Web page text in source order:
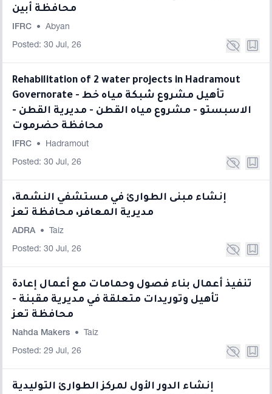
محافظة أبين
IFRC • Abyan
Posted: 30 Jul, 26
Rehabilitation of 2 water projects in Hadramout
Governorate - تأهيل مشروع شبكة مياه خط
الاسبستو - مشروع مياه القطن - مديرية القطن -
محافظة حضرموت
IFRC • Hadramout
Posted: 30 Jul, 26
إنشاء مبنى الطوارئ في مستشفي النشمة،
مديرية المعافر، محافظة تعز
ADRA • Taiz
Posted: 30 Jul, 26
تنفيذ أعمال بناء فصول وحمامات مع أعمال إعادة
تأهيل وتوريدات متعلقة في مديرية مقبنة -
محافظة تعز
Nahda Makers • Taiz
Posted: 29 Jul, 26
إنشاء الدور الأول لمركز الطوارئ التوليدية